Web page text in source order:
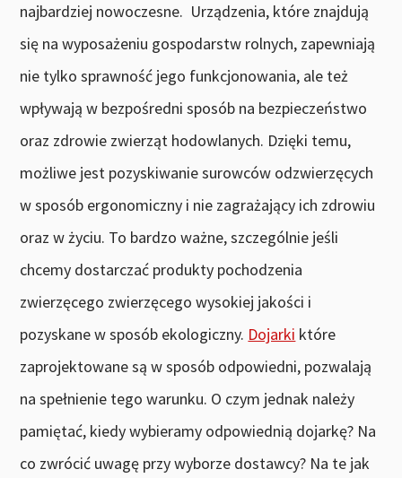
najbardziej nowoczesne. Urządzenia, które znajdują
się na wyposażeniu gospodarstw rolnych, zapewniają
nie tylko sprawność jego funkcjonowania, ale też
wpływają w bezpośredni sposób na bezpieczeństwo
oraz zdrowie zwierząt hodowlanych. Dzięki temu,
możliwe jest pozyskiwanie surowców odzwierzęcych
w sposób ergonomiczny i nie zagrażający ich zdrowiu
oraz w życiu. To bardzo ważne, szczególnie jeśli
chcemy dostarczać produkty pochodzenia
zwierzęcego zwierzęcego wysokiej jakości i
pozyskane w sposób ekologiczny. Dojarki które
zaprojektowane są w sposób odpowiedni, pozwalają
na spełnienie tego warunku. O czym jednak należy
pamiętać, kiedy wybieramy odpowiednią dojarkę? Na
co zwrócić uwagę przy wyborze dostawcy? Na te jak